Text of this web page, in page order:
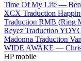
Time Of My Life —
XCX Traduction
Traduction RMB
Reyez Traduction
Madonna Traduction
WIDE AWAKE —
HP mobile